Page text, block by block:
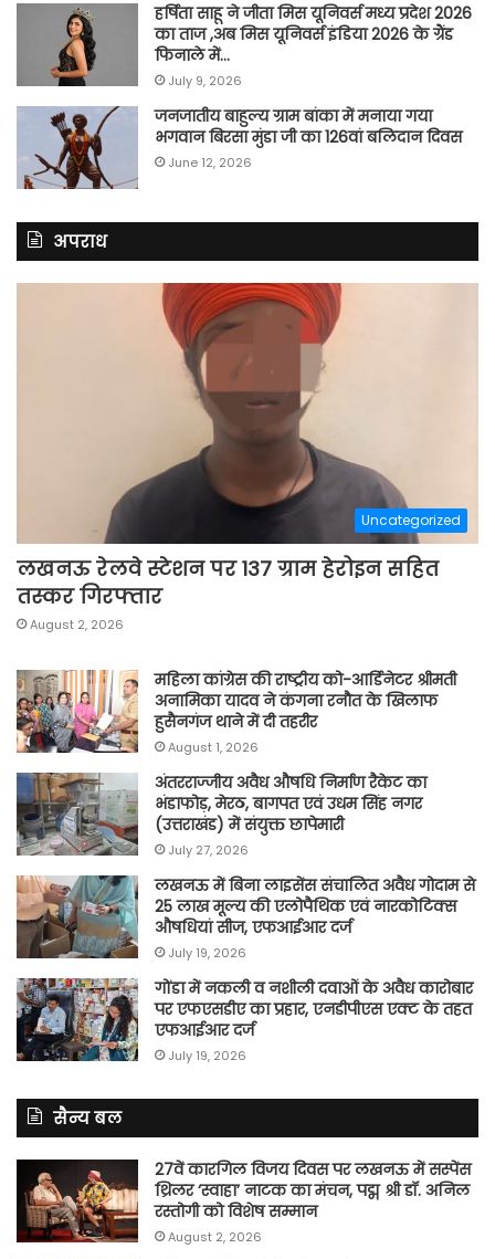
हर्षिता साहू ने जीता मिस यूनिवर्स मध्य प्रदेश 2026
का ताज ,अब मिस यूनिवर्स इंडिया 2026 के ग्रैंड
फिनाले में…
July 9, 2026
जनजातीय बाहुल्य ग्राम बांका में मनाया गया
भगवान बिरसा मुंडा जी का 126वां बलिदान दिवस
June 12, 2026
अपराध
Uncategorized
लखनऊ रेलवे स्टेशन पर 137 ग्राम हेरोइन सहित
तस्कर गिरफ्तार
August 2, 2026
महिला कांग्रेस की राष्ट्रीय को-आर्डिनेटर श्रीमती
अनामिका यादव ने कंगना रनौत के खिलाफ
हुसैनगंज थाने में दी तहरीर
August 1, 2026
अंतरराज्जीय अवैध औषधि निर्माण रैकेट का
भंडाफोड़, मेरठ, बागपत एवं उधम सिंह नगर
(उत्तराखंड) में संयुक्त छापेमारी
July 27, 2026
लखनऊ में बिना लाइसेंस संचालित अवैध गोदाम से
25 लाख मूल्य की एलोपैथिक एवं नारकोटिक्स
औषधियां सीज, एफआईआर दर्ज
July 19, 2026
गोंडा में नकली व नशीली दवाओं के अवैध कारोबार
पर एफएसडीए का प्रहार, एनडीपीएस एक्ट के तहत
एफआईआर दर्ज
July 19, 2026
सैन्य बल
27वें कारगिल विजय दिवस पर लखनऊ में सस्पेंस
थ्रिलर ‘स्वाहा’ नाटक का मंचन, पद्म श्री डॉ. अनिल
रस्तोगी को विशेष सम्मान
August 2, 2026